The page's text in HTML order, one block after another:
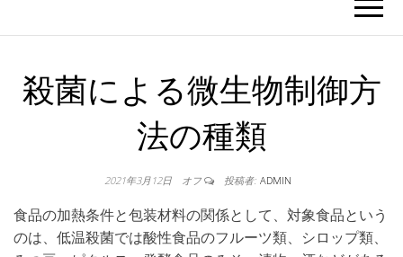
殺菌による微生物制御方
法の種類
2021年3月12日 オフ 投稿者: ADMIN
食品の加熱条件と包装材料の関係として、対象食品という
のは、低温殺菌では酸性食品のフルーツ類、シロップ類、